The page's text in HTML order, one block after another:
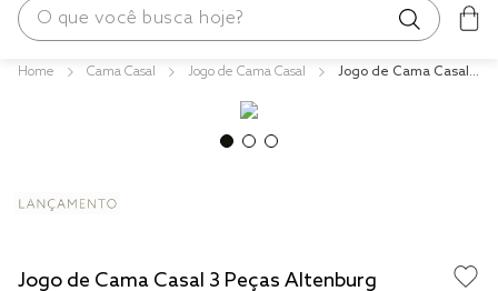
O que você busca hoje?
Cama Casal Jogo de Cama Casal
Jogo de Cama Casal 3
Jogo de Cama Casal 3 Peças Altenburg
fronha
jogos cama